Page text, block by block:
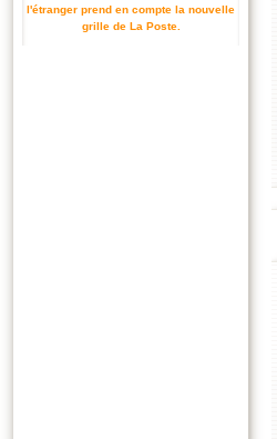
l'étranger prend en compte la nouvelle
grille de La Poste.